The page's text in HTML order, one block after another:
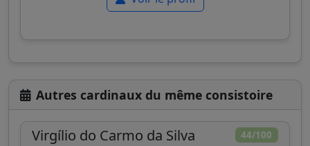
Autres cardinaux du même consistoire
44/100
Virgílio do Carmo da Silva